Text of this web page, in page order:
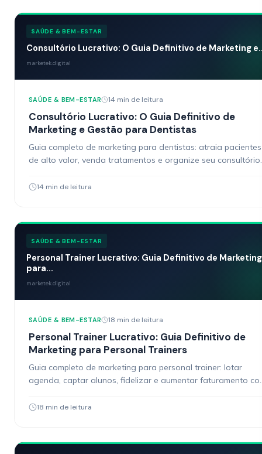
SAÚDE & BEM-ESTAR
Consultório Lucrativo: O Guia Definitivo de Marketing
marketek.digital
SAÚDE & BEM-ESTAR 14 min de leitura
Consultório Lucrativo: O Guia Definitivo de
Marketing e Gestão para Dentistas
Guia completo de marketing para dentistas: atraia pacientes
de alto valor, venda tratamentos e organize seu consultório.
14 min de leitura
SAÚDE & BEM-ESTAR
Personal Trainer Lucrativo: Guia Definitivo de Marketing
para...
marketek.digital
SAÚDE & BEM-ESTAR 18 min de leitura
Personal Trainer Lucrativo: Guia Definitivo de
Marketing para Personal Trainers
Guia completo de marketing para personal trainer: lotar
agenda, captar alunos, fidelizar e aumentar faturamento
18 min de leitura